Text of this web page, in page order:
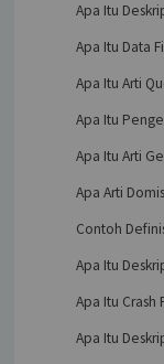
Apa Itu
Apa Itu Data
Apa Itu Arti
Apa Itu
Apa Itu Arti
Apa Arti
Contoh
Apa Itu
Apa Itu Crash
Apa Itu